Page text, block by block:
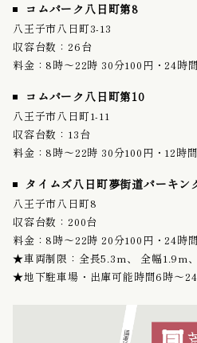
コムパーク八日町第8
八王子市八日町3-13
収容台数：26台
料金：8時〜22時 30分100円・24時
コムパーク八日町第10
八王子市八日町1-11
収容台数：13台
料金：8時〜22時 30分100円・12時
タイムズ八日町夢街道パーキン
八王子市八日町8
収容台数：200台
料金：8時〜22時 20分100円・24時
★車両制限：全長5.3m、 全幅1.9m
★地下駐車場・出庫可能時間6時〜